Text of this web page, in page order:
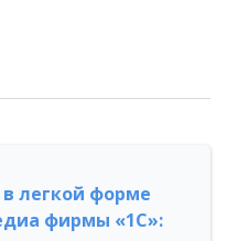
легкой форме
фирмы «1С»: